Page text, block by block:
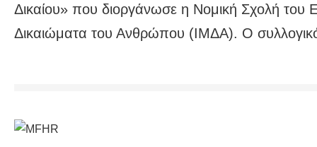
Δικαίου» που διοργάνωσε η Νομική Σχολή
Δικαιώματα του Ανθρώπου (ΙΜΔΑ). Ο